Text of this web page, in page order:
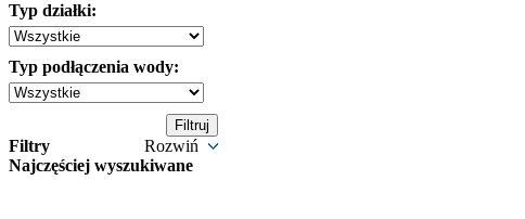
Typ działki:
Typ podłączenia wody:
Filtry
Rozwiń
Najczęściej wyszukiwane